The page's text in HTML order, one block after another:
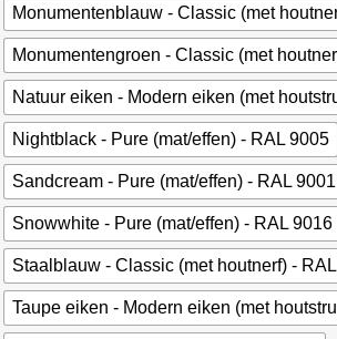
Monumentenblauw - Classic (met
Monumentengroen - Classic (met
Natuur eiken - Modern eiken (met
Nightblack - Pure (mat/effen) - RAL 9005
Sandcream - Pure (mat/effen) - RAL 9001
Snowwhite - Pure (mat/effen) - RAL 9016
Staalblauw - Classic (met houtnerf) -
Taupe eiken - Modern eiken (met